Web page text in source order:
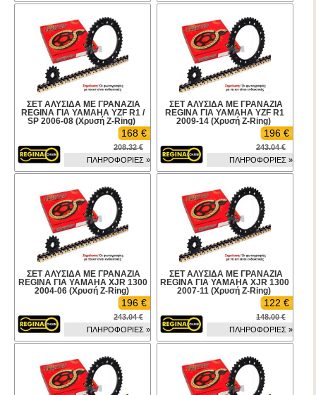
ΣΕΤ ΑΛΥΣΙΔΑ ΜΕ ΓΡΑΝΑΖΙΑ
REGINA ΓΙΑ YAMAHA YZF R1 /
SP 2006-08 (Χρυσή Z-Ring)
168 €
208.32 €
ΠΛΗΡΟΦΟΡΙΕΣ »
ΣΕΤ ΑΛΥΣΙΔΑ ΜΕ ΓΡΑΝΑΖΙΑ
REGINA ΓΙΑ YAMAHA YZF R1
2009-14 (Χρυσή Z-Ring)
196 €
243.04 €
ΠΛΗΡΟΦΟΡΙΕΣ »
ΣΕΤ ΑΛΥΣΙΔΑ ΜΕ ΓΡΑΝΑΖΙΑ
REGINA ΓΙΑ YAMAHA XJR 1300
2004-06 (Χρυσή Z-Ring)
196 €
243.04 €
ΠΛΗΡΟΦΟΡΙΕΣ »
ΣΕΤ ΑΛΥΣΙΔΑ ΜΕ ΓΡΑΝΑΖΙΑ
REGINA ΓΙΑ YAMAHA XJR 1300
2007-11 (Χρυσή Z-Ring)
122 €
148.00 €
ΠΛΗΡΟΦΟΡΙΕΣ »